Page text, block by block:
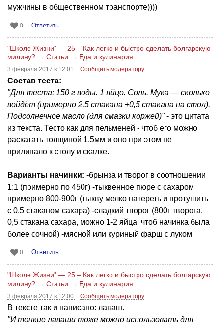
мужчины в общественном транспорте))))
0 Ответить
"Школе Жизни" — 25 – Как легко и быстро сделать болгарскую
милину? → Статьи → Еда и кулинария
3 февраля 2017 в 12:01 Сообщить модератору
Состав теста:
"Для теста: 150 г воды. 1 яйцо. Соль. Мука — сколько
войдёт (примерно 2,5 стакана +0,5 стакана на стол).
Подсолнечное масло (для смазки коржей)"- это цитата
из текста. Тесто как для пельменей - чтоб его можно
раскатать толщиной 1,5мм и оно при этом не
прилипало к столу и скалке.
Варианты начинки: -брынза и творог в соотношении
1:1 (примерно по 450г) -тыквенное пюре с сахаром
примерно 800-900г (тыкву мелко натереть и протушить
с 0,5 стаканом сахара) -сладкий творог (800г творога,
0,5 стакана сахара, можно 1-2 яйца, чтоб начинка была
более сочной) -мясной или куриный фарш с луком.
0 Ответить
"Школе Жизни" — 25 – Как легко и быстро сделать болгарскую
милину? → Статьи → Еда и кулинария
3 февраля 2017 в 12:00 Сообщить модератору
В тексте так и написано: лаваш.
"И тонкие лаваши тоже можно использовать для